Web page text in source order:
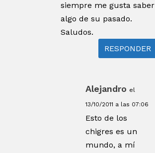
siempre me gusta saber
algo de su pasado.
Saludos.
RESPONDER
Alejandro el
13/10/2011 a las 07:06
Esto de los
chigres es un
mundo, a mí